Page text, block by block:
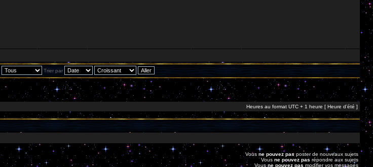
Trier par
Heures au format UTC + 1 heure [ Heure d’été ]
Vous ne pouvez pasposter de nouveaux sujets
Vous ne pouvez pas répondre aux sujets
Vousne pouvez pas modifier vos messages